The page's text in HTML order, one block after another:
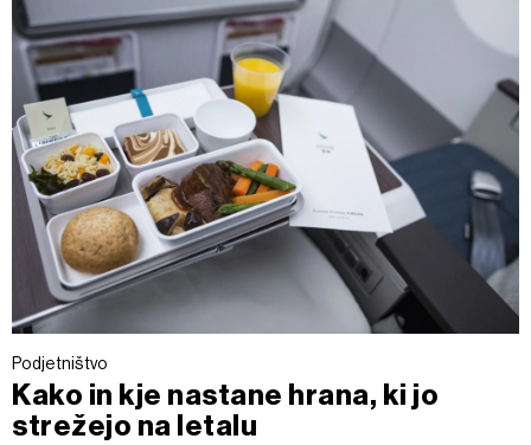
Podjetništvo
Kako in kje nastane hrana, ki jo
strežejo na letalu